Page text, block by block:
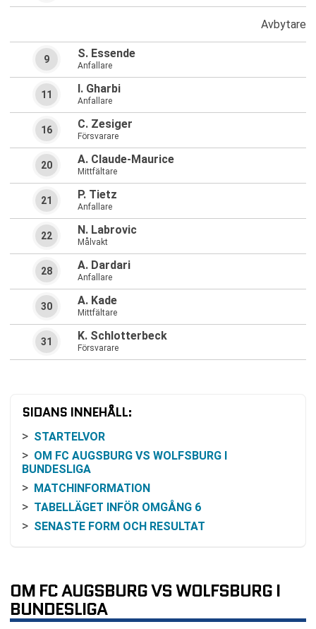
Avbytare
S. Essende
Anfallare
9
I. Gharbi
Anfallare
11
C. Zesiger
Försvarare
16
A. Claude-Maurice
Mittfältare
20
P. Tietz
Anfallare
21
N. Labrovic
Målvakt
22
A. Dardari
Anfallare
28
A. Kade
Mittfältare
30
K. Schlotterbeck
Försvarare
31
SIDANS INNEHÅLL:
STARTELVOR
OM FC AUGSBURG VS WOLFSBURG I
BUNDESLIGA
MATCHINFORMATION
TABELLÄGET INFÖR OMGÅNG 6
SENASTE FORM OCH RESULTAT
SÄNDNING OCH SÄTT ATT FÖLJA
FAKTORER ATT HA KOLL PÅ UNDER OMGÅNG 6
VANLIGA FRÅGOR OM FC AUGSBURG VS
OM FC AUGSBURG VS WOLFSBURG I
BUNDESLIGA